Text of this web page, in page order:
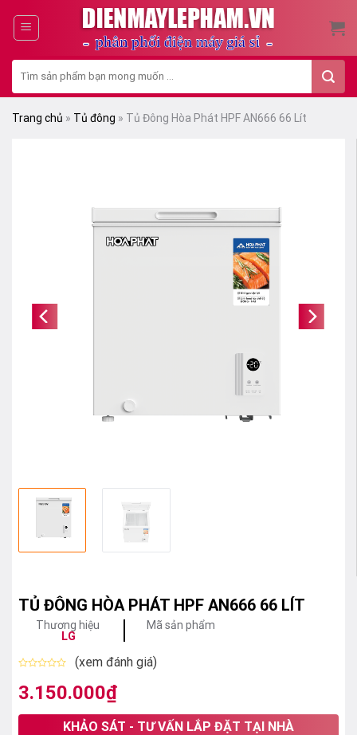
kiếm:
Trang chủ » Tủ đông » Tủ Đông Hòa Phát HPF AN666 66 Lít
TỦ ĐÔNG HÒA PHÁT HPF AN666 66 LÍT
Thương hiệu
LG
Mã sản phẩm
xếp
hạng
5
(xem đánh giá)
3.150.000₫
KHẢO SÁT - TƯ VẤN LẮP ĐẶT TẠI NHÀ